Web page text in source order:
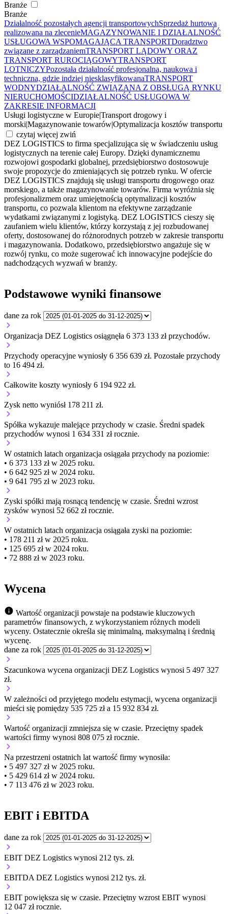
Branże
Branże
Działalność pozostałych agencji transportowychSprzedaż hurtowa
realizowana na zlecenieMAGAZYNOWANIE I DZIAŁALNOŚĆ
USŁUGOWA WSPOMAGAJĄCA TRANSPORTDoradztwo
związane z zarządzaniemTRANSPORT LĄDOWY ORAZ
TRANSPORT RUROCIĄGOWYTRANSPORT
LOTNICZYPozostała działalność profesjonalna, naukowa i
techniczna, gdzie indziej niesklasyfikowanaTRANSPORT
WODNYDZIAŁALNOŚĆ ZWIĄZANA Z OBSŁUGĄ RYNKU
NIERUCHOMOŚCIDZIAŁALNOŚĆ USŁUGOWA W
ZAKRESIE INFORMACJI
Usługi logistyczne w EuropieTransport drogowy i
morskiMagazynowanie towarówOptymalizacja kosztów transportu
czytaj więcej zwiń
DEZ LOGISTICS to firma specjalizująca się w świadczeniu usług
logistycznych na terenie całej Europy. Dzięki dynamicznemu
rozwojowi gospodarki globalnej, przedsiębiorstwo dostosowuje
swoje propozycje do zmieniających się potrzeb rynku. W ofercie
DEZ LOGISTICS znajdują się usługi transportu drogowego oraz
morskiego, a także magazynowanie towarów. Firma wyróżnia się
profesjonalizmem oraz umiejętnością optymalizacji kosztów
transportu, co pozwala klientom na efektywne zarządzanie
wydatkami związanymi z logistyką. DEZ LOGISTICS cieszy się
zaufaniem wielu klientów, którzy korzystają z jej rozbudowanej
oferty, dostosowanej do różnorodnych potrzeb w zakresie transportu
i magazynowania. Dodatkowo, przedsiębiorstwo angażuje się w
rozwój rynku, co może sugerować ich innowacyjne podejście do
nadchodzących wyzwań w branży.
Podstawowe wyniki finansowe
dane za rok
Organizacja DEZ Logistics osiągnęła 6 373 133 zł przychodów.
Przychody operacyjne wyniosły 6 356 639 zł. Pozostałe przychody
to 16 494 zł.
Całkowite koszty wyniosły 6 194 922 zł.
Zysk netto wyniósł 178 211 zł.
Spółka wykazuje malejące przychody w czasie. Średni spadek
przychodów wynosi 1 634 331 zł rocznie.
W ostatnich latach organizacja osiągała przychody na poziomie:
• 6 373 133 zł w 2025 roku.
• 6 642 925 zł w 2024 roku.
• 9 641 795 zł w 2023 roku.
Zyski spółki mają rosnącą tendencję w czasie. Średni wzrost
zysków wynosi 52 662 zł rocznie.
W ostatnich latach organizacja osiągała zyski na poziomie:
• 178 211 zł w 2025 roku.
• 125 695 zł w 2024 roku.
• 72 888 zł w 2023 roku.
Wycena
Wartość organizacji powstaje na podstawie kluczowych
parametrów finansowych, z wykorzystaniem różnych modeli
wyceny. Ostatecznie określa się minimalną, maksymalną i średnią
wycenę.
dane za rok
Szacunkowa wycena organizacji DEZ Logistics wynosi 5 497 327
zł.
W zależności od przyjętego modelu estymacji, wycena organizacji
mieści się pomiędzy 535 725 zł a 15 932 834 zł.
Wartość organizacji zmniejsza się w czasie. Przeciętny spadek
wartości firmy wynosi 808 075 zł rocznie.
Na przestrzeni ostatnich lat wartość firmy wynosiła:
• 5 497 327 zł w 2025 roku.
• 5 429 614 zł w 2024 roku.
• 7 113 476 zł w 2023 roku.
EBIT i EBITDA
dane za rok
EBIT DEZ Logistics wynosi 212 tys. zł.
EBITDA DEZ Logistics wynosi 212 tys. zł.
EBIT powiększa się w czasie. Przeciętny wzrost EBIT wynosi
12 047 zł rocznie.